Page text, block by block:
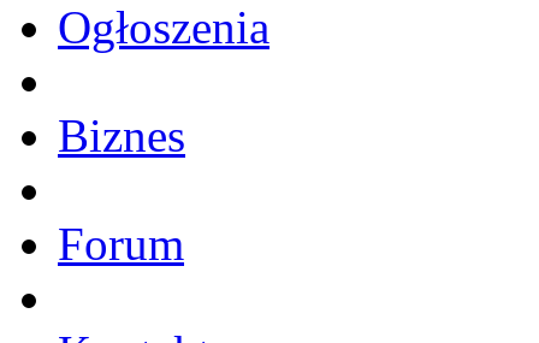
Ogłoszenia
Biznes
Forum